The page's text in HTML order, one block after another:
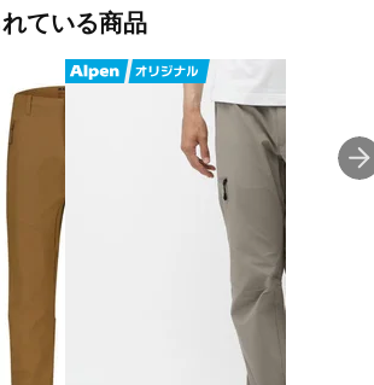
ニター環境により、掲載画像と実際の商品の
ございます。
ている商品